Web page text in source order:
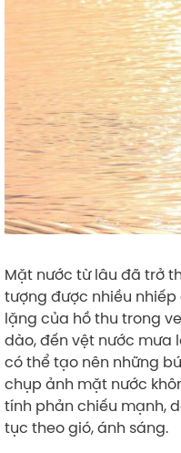
Mặt nước từ lâu đã trở
tượng được nhiều nhiếp
lặng của hồ thu trong
dào, đến vệt nước mưa
có thể tạo nên những
chụp ảnh mặt nước
tính phản chiếu mạnh,
tục theo gió, ánh sáng.